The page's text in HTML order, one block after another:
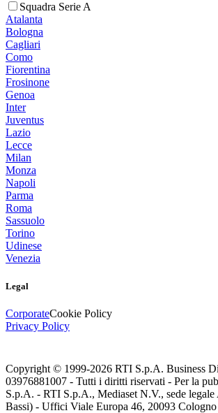
Squadra Serie A
Atalanta
Bologna
Cagliari
Como
Fiorentina
Frosinone
Genoa
Inter
Juventus
Lazio
Lecce
Milan
Monza
Napoli
Parma
Roma
Sassuolo
Torino
Udinese
Venezia
Legal
CorporateCookie Policy
Privacy Policy
Copyright © 1999-2026 RTI S.p.A. Business
03976881007 - Tutti i diritti riservati - Per la
S.p.A. - RTI S.p.A., Mediaset N.V., sede legale
Bassi) - Uffici Viale Europa 46, 20093